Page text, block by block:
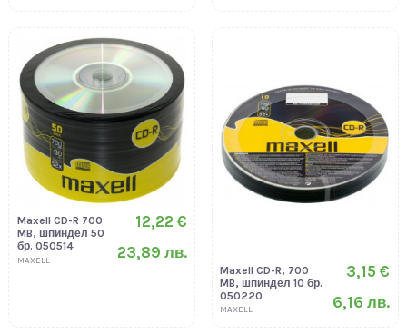
Maxell CD-R 700
MB, шпиндел 50
бр. 050514
MAXELL
12,22 €
23,89 лв.
Maxell CD-R, 700
MB, шпиндел 10 бр.
050220
MAXELL
3,15 €
6,16 лв.